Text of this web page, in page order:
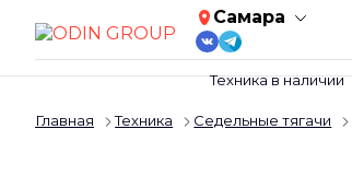
Самара
Техника в наличии
Главная Техника Седельные тягачи